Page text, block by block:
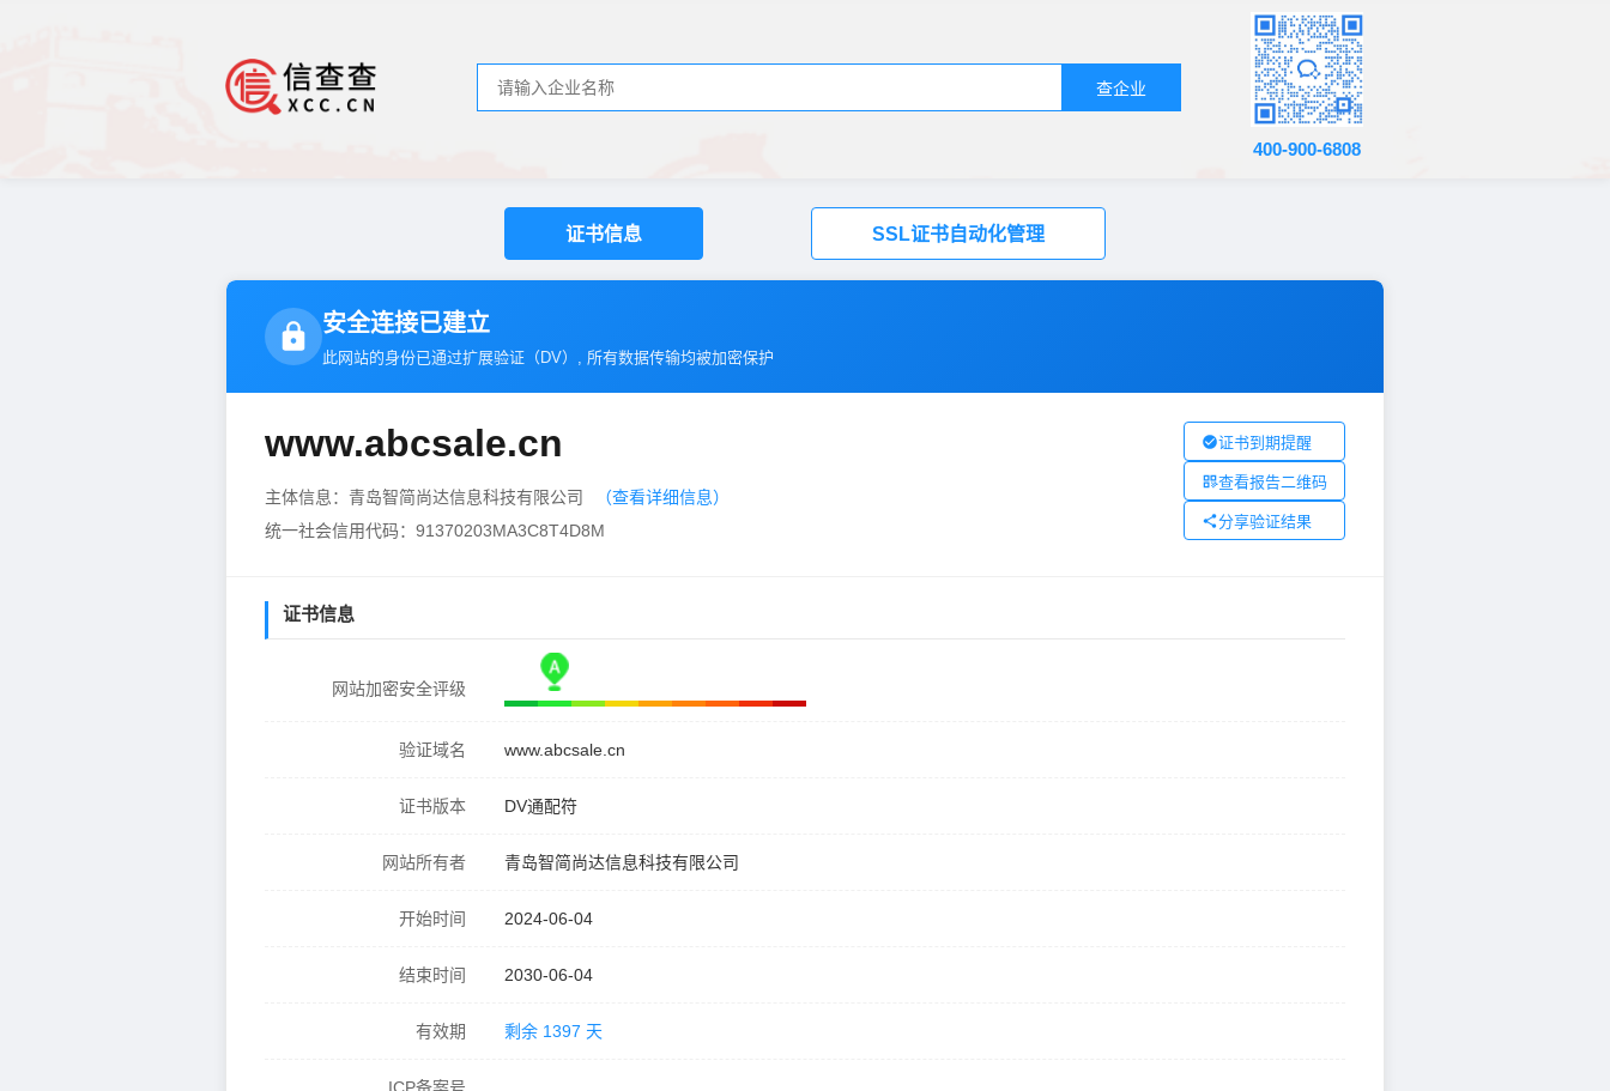
查企业
400-900-6808
证书信息 SSL证书自动化管理
安全连接已建立
此网站的身份已通过扩展验证（ DV）, 所有数据传输均被加密保护
www.abcsale.cn
主体信息：青岛智简尚达信息科技有限公司
（查看详细信息）
统一社会信用代码：91370203MA3C8T4D8M
证书到期提醒
查看报告二维码
分享验证结果
证书信息
网站加密安全评级
验证域名 www.abcsale.cn
证书版本 DV通配符
网站所有者 青岛智简尚达信息科技有限公司
开始时间 2024-06-04
结束时间 2030-06-04
有效期 剩余 1397 天